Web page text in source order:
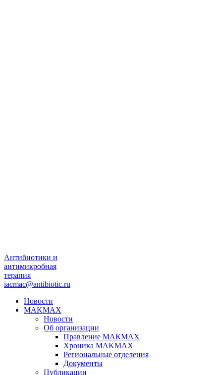
Антибиотики и
антимикробная
терапия
iacmac@antibiotic.ru
Новости
MAKMAX
Новости
Об организации
Правление МАКМАХ
Хроника MAKMAX
Региональные отделения
Документы
Публикации